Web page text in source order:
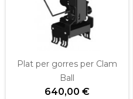
Plat per gorres per Clam
Ball
640,00 €